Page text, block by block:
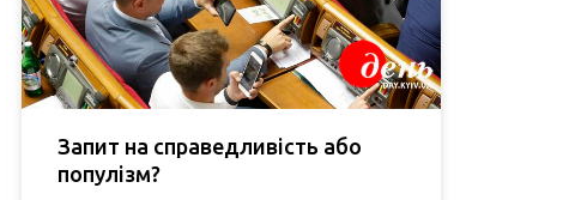
Запит на справедливість або
популізм?